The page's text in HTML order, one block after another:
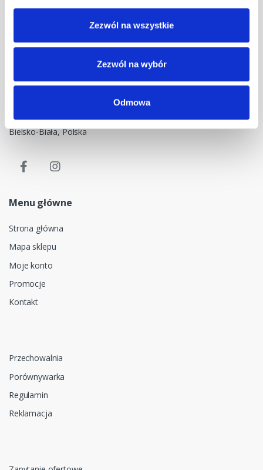
Zezwól na wszystkie
Zezwól na wybór
Odmowa
+48 33 47 94 400
Nasz adres e-mail
NIP: 5482614481, MDM NT sp. z o.o., Bestwińska 143, 43-346
Bielsko-Biała, Polska
Menu główne
Strona główna
Mapa sklepu
Moje konto
Promocje
Kontakt
Przechowalnia
Porównywarka
Regulamin
Reklamacja